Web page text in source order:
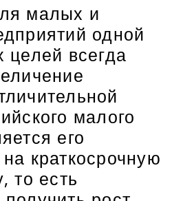
малых и
одной
целей всегда
малого
его
краткосрочную
то есть